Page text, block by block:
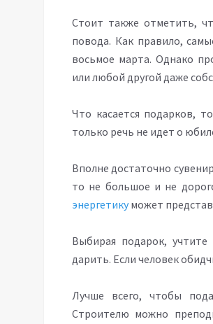
Стоит также отметить,
повода. Как правило,
восьмое марта. Однако
или любой другой даже
Что касается подарков,
только речь не идет о
Вполне достаточно
то не большое и не
энергетику может
Выбирая подарок,
дарить. Если человек
Лучше всего, чтобы
Строителю можно